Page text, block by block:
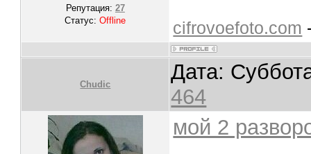
Репутация: 27
Статус:Offline cifrovoefoto.com
Chudic
Дата:
464
мой 2